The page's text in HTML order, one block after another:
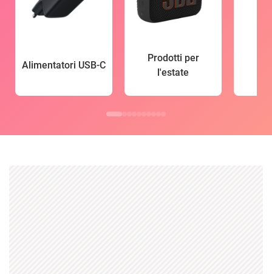
Alimentatori USB-C
Prodotti per
l'estate